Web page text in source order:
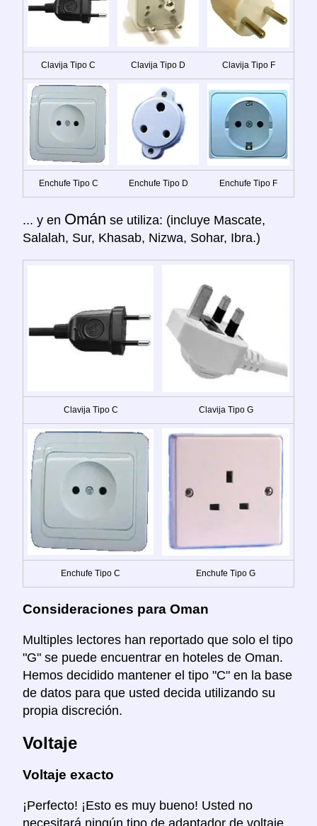
Clavija Tipo C Clavija Tipo D Clavija Tipo F
Enchufe Tipo C Enchufe Tipo D Enchufe Tipo F
... y en Omán se utiliza: (incluye Mascate,
Salalah, Sur, Khasab, Nizwa, Sohar, Ibra.)
Clavija Tipo C Clavija Tipo G
Enchufe Tipo C Enchufe Tipo G
Consideraciones para Oman
Multiples lectores han reportado que solo el tipo
"G" se puede encuentrar en hoteles de Oman.
Hemos decidido mantener el tipo "C" en la base
de datos para que usted decida utilizando su
propia discreción.
Voltaje
Voltaje exacto
¡Perfecto! ¡Esto es muy bueno! Usted no
necesitará ningún tipo de adaptador de voltaje.